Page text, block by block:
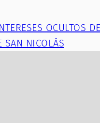
OCULTOS
SAN NICOLÁS